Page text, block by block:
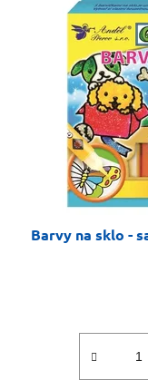
Barvy na sklo -